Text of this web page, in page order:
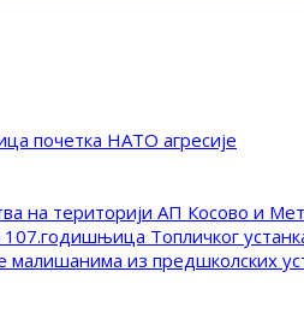
почетка НАТО агресије
на територији АП Косово и
Топличког
малишанима из предшколских